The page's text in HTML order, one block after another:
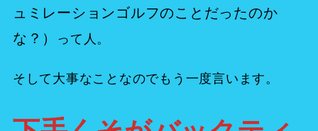
ュミレーションゴルフのことだったのか
な？）
って人。
そして大事なことなのでもう一度言います。